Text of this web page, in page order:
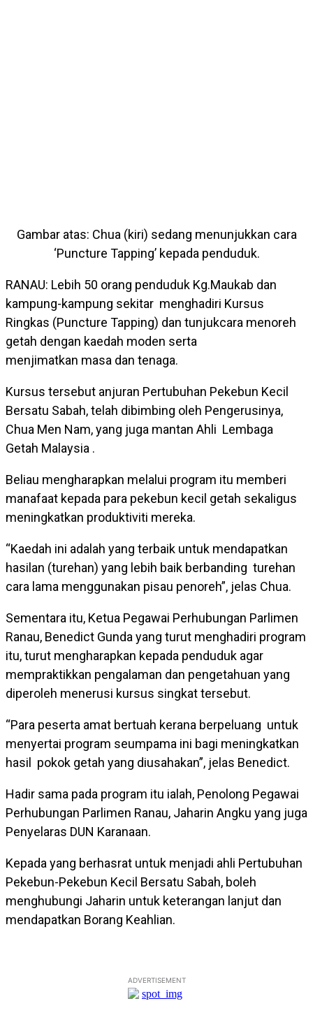
Gambar atas: Chua (kiri) sedang menunjukkan cara
‘Puncture Tapping’ kepada penduduk.
RANAU: Lebih 50 orang penduduk Kg.Maukab dan
kampung-kampung sekitar menghadiri Kursus
Ringkas (Puncture Tapping) dan tunjukcara menoreh
getah dengan kaedah moden serta
menjimatkan masa dan tenaga.
Kursus tersebut anjuran Pertubuhan Pekebun Kecil
Bersatu Sabah, telah dibimbing oleh Pengerusinya,
Chua Men Nam, yang juga mantan Ahli Lembaga
Getah Malaysia .
Beliau mengharapkan melalui program itu memberi
manafaat kepada para pekebun kecil getah sekaligus
meningkatkan produktiviti mereka.
“Kaedah ini adalah yang terbaik untuk mendapatkan
hasilan (turehan) yang lebih baik berbanding turehan
cara lama menggunakan pisau penoreh”, jelas Chua.
Sementara itu, Ketua Pegawai Perhubungan Parlimen
Ranau, Benedict Gunda yang turut menghadiri program
itu, turut mengharapkan kepada penduduk agar
mempraktikkan pengalaman dan pengetahuan yang
diperoleh menerusi kursus singkat tersebut.
“Para peserta amat bertuah kerana berpeluang untuk
menyertai program seumpama ini bagi meningkatkan
hasil pokok getah yang diusahakan”, jelas Benedict.
Hadir sama pada program itu ialah, Penolong Pegawai
Perhubungan Parlimen Ranau, Jaharin Angku yang juga
Penyelaras DUN Karanaan.
Kepada yang berhasrat untuk menjadi ahli Pertubuhan
Pekebun-Pekebun Kecil Bersatu Sabah, boleh
menghubungi Jaharin untuk keterangan lanjut dan
mendapatkan Borang Keahlian.
ADVERTISEMENT